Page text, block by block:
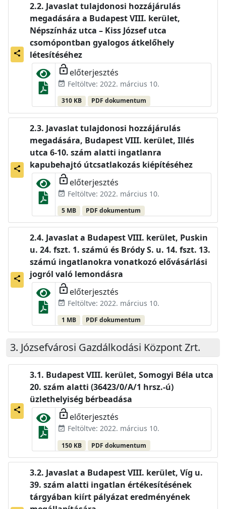
share
Javaslat tulajdonosi hozzájárulás
megadására a Budapest VIII. kerület,
Népszínház utca – Kiss József utca
csomópontban gyalogos átkelőhely
létesítéséhez
lock_open előterjesztés
event_available Feltöltve: 2022. március 10.
310 KB PDF dokumentum
share
Javaslat tulajdonosi hozzájárulás
megadására, Budapest VIII. kerület, Illés
utca 6-10. szám alatti ingatlanra
kapubehajtó útcsatlakozás kiépítéséhez
lock_open előterjesztés
event_available Feltöltve: 2022. március 10.
5 MB PDF dokumentum
share
Javaslat a Budapest VIII. kerület, Puskin
u. 24. fszt. 1. számú és Bródy S. u. 14. fszt. 13.
számú ingatlanokra vonatkozó elővásárlási
jogról való lemondásra
lock_open előterjesztés
event_available Feltöltve: 2022. március 10.
1 MB PDF dokumentum
Józsefvárosi Gazdálkodási Központ Zrt.
share
Budapest VIII. kerület, Somogyi Béla utca
20. szám alatti (36423/0/A/1 hrsz.-ú)
üzlethelyiség bérbeadása
lock_open előterjesztés
event_available Feltöltve: 2022. március 10.
150 KB PDF dokumentum
Javaslat a Budapest VIII. kerület, Víg u.
39. szám alatti ingatlan értékesítésének
tárgyában kiírt pályázat eredményének